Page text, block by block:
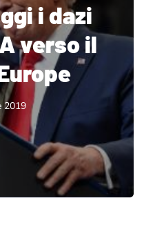
i dazi
verso il
2019